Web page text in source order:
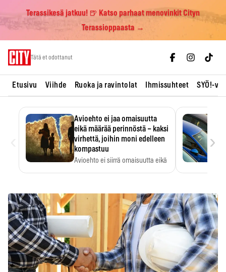
Terassikesä jatkuu! 🍺 Katso parhaat menovinkit Cityn
Terassioppaasta →
Tätä et odottanut
Etusivu Viihde Ruoka ja ravintolat Ihmissuhteet SYÖ!-
Avioehto ei jaa omaisuutta
eikä määrää perinnöstä – kaksi
virhettä, joihin moni edelleen
kompastuu
Avioehto ei siirrä omaisuutta eikä
›